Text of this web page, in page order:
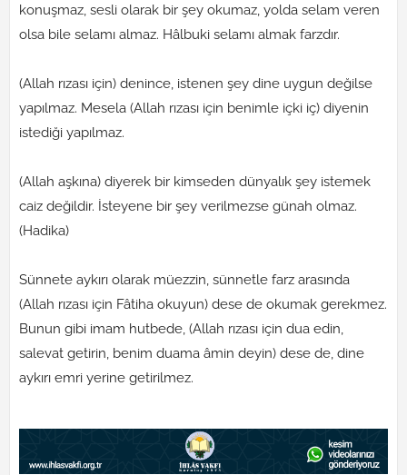
konuşmaz, sesli olarak bir şey okumaz, yolda selam veren
olsa bile selamı almaz. Hâlbuki selamı almak farzdır.
(Allah rızası için) denince, istenen şey dine uygun değilse
yapılmaz. Mesela (Allah rızası için benimle içki iç) diyenin
istediği yapılmaz.
(Allah aşkına) diyerek bir kimseden dünyalık şey istemek
caiz değildir. İsteyene bir şey verilmezse günah olmaz.
(Hadika)
Sünnete aykırı olarak müezzin, sünnetle farz arasında
(Allah rızası için Fâtiha okuyun) dese de okumak gerekmez.
Bunun gibi imam hutbede, (Allah rızası için dua edin,
salevat getirin, benim duama âmin deyin) dese de, dine
aykırı emri yerine getirilmez.